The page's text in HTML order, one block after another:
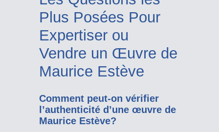
Plus Posées Pour
Expertiser ou
Vendre un Œuvre de
Maurice Estève
Comment peut-on vérifier
l’authenticité d’une œuvre de
Maurice Estève?